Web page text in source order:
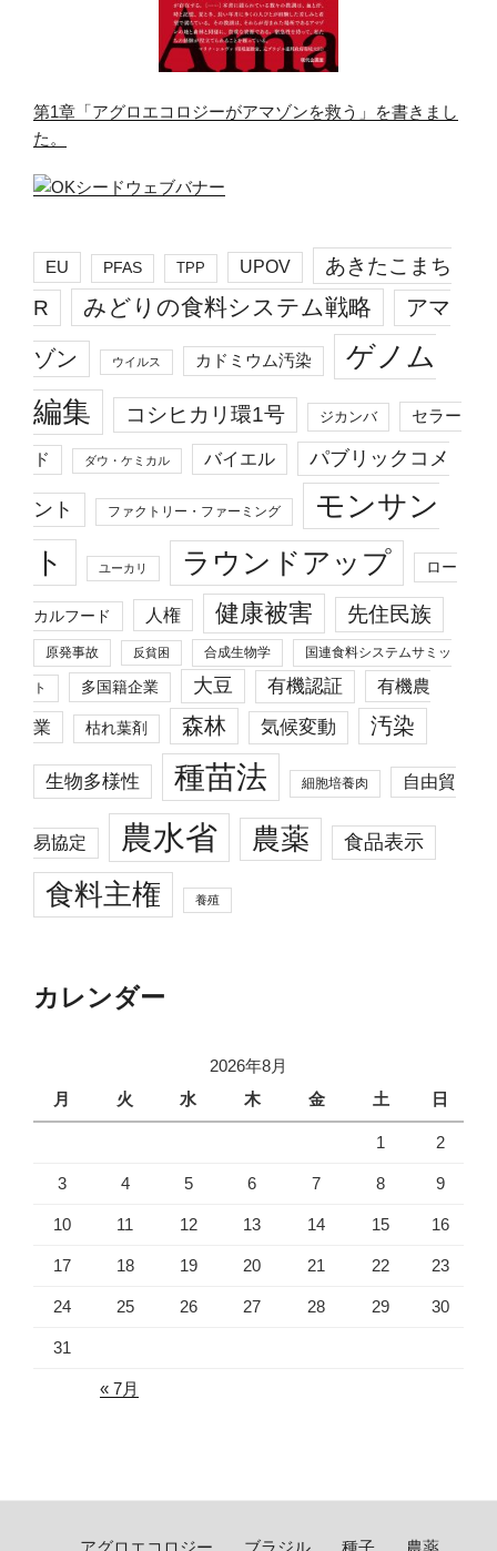
第1章「アグロエコロジーがアマゾンを救う」を書きまし
た。
EU PFAS TPP UPOV
あきたこまち
R
みどりの食料システム戦略 アマ
ゾン ウイルス カドミウム汚染
ゲノム
編集
コシヒカリ環1号 ジカンバ セラー
ド ダウ・ケミカル バイエル パブリックコメ
ント ファクトリー・ファーミング
モンサン
ト
ユーカリ ラウンドアップ ロー
カルフード 人権 健康被害 先住民族
原発事故 反貧困 合成生物学 国連食料システムサミッ
ト 多国籍企業 大豆 有機認証 有機農
業 枯れ葉剤 森林 気候変動 汚染
生物多様性 種苗法 細胞培養肉 自由貿
易協定 農水省 農薬 食品表示
食料主権 養殖
カレンダー
2026年8月
月
火 水 木 金 土 日
1 2
3 4 5 6 7 8 9
10 11 12 13 14 15 16
17 18 19 20 21 22 23
24 25 26 27 28 29 30
31
« 7月